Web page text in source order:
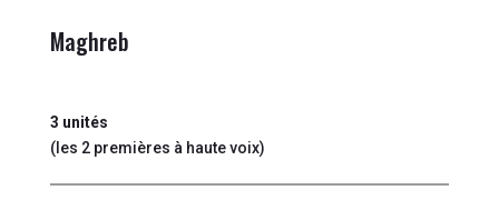
Maghreb
3 unités
(les 2 premières à haute voix)